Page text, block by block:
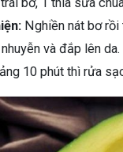
Nghiền nát bơ
và đắp lên
10 phút thì rửa